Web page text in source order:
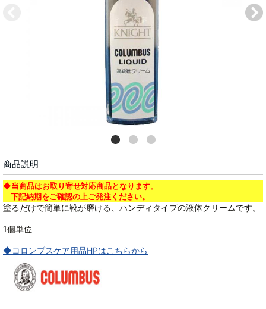
商品説明
◆当商品はお取り寄せ対応商品となります。
下記納期をご確認の上ご発注ください。
塗るだけで簡単に靴が磨ける、ハンディタイプの液体クリームです。
1個単位
◆コロンブスケア用品HPはこちらから